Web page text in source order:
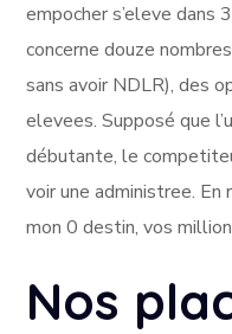
empocher s’eleve dans
concerne douze
sans avoir NDLR), des
elevees. Supposé que
débutante, le
voir une administree.
mon 0 destin, vos
Nos